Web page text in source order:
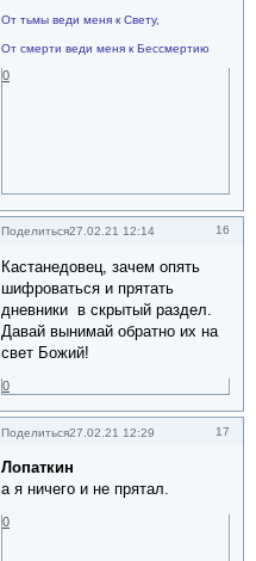
От тьмы веди меня к Свету,
От смерти веди меня к Бессмертию
0
Поделиться 16
27.02.21 12:14
Кастанедовец, зачем опять
шифроваться и прятать
дневники в скрытый раздел.
Давай вынимай обратно их на
свет Божий!
0
Поделиться 17
27.02.21 12:29
Лопаткин
а я ничего и не прятал.
0